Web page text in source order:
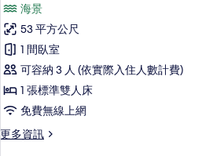
的
詳
情
Dara
Suite
with
Club
Benefits
Sea
View
的
海景
53 平方公尺
1 間臥室
可容納 3 人 (依實際入住人數計費)
1 張標準雙人床
免費無線上網
更多資訊
更